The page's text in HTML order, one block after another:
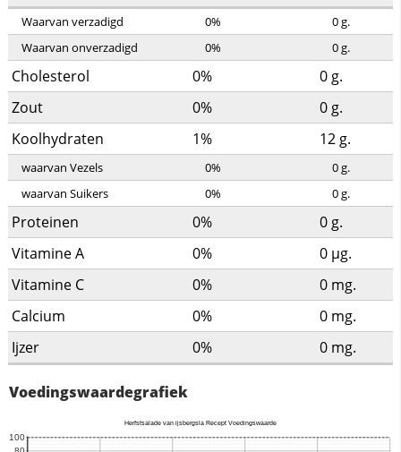
Waarvan verzadigd 0% 0g.
Waarvan onverzadigd
0% 0g.
Cholesterol 0% 0 g.
Zout
0% 0 g.
Koolhydraten
1% 12 g.
waarvan Vezels 0% 0g.
waarvan Suikers
0% 0g.
Proteinen 0% 0 g.
Vitamine A
0% 0 µg.
Vitamine C
0% 0 mg.
Calcium
0% 0 mg.
Ijzer
0% 0 mg.
Voedingswaardegrafiek